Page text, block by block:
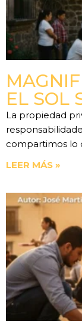
EL SOL
La propiedad
compartimos lo
LEER MÁS »